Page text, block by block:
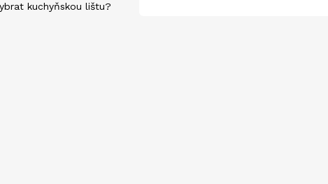
kuchyňskou lištu?